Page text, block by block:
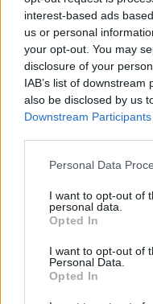
interest-based ads
us or personal
your opt-out. You may
disclosure of your
IAB’s list of
also be disclosed by us
Downstream Participants
Personal Data
I want to opt-out of
personal data.
Opted In
I want to opt-out of
Personal Data.
Opted In
Υπεγράφη η
αποκατάσταση
Τ.Κ. Βραγκιανών,
Ελληνικών και
Ιερά Μητρόπολη:
Θεσσαλίας προς
πρόδρομα έργα
7 Αυγούστου 2026, 15:02
Στο ΠΠΑ
τοποθέτηση νέας